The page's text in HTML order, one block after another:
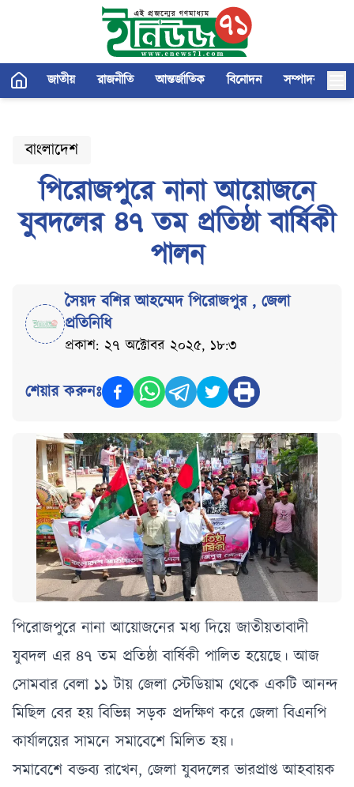
জাতীয় রাজনীতি আন্তর্জাতিক বিনোদন সম্পাদকীয়
বাংলাদেশ
পিরোজপুরে নানা আয়োজনে
যুবদলের ৪৭ তম প্রতিষ্ঠা বার্ষিকী
পালন
সৈয়দ বশির আহম্মেদ পিরোজপুর , জেলা
প্রতিনিধি
প্রকাশ: ২৭ অক্টোবর ২০২৫, ১৮:৩
শেয়ার করুনঃ
পিরোজপুরে নানা আয়োজনের মধ্য দিয়ে জাতীয়তাবাদী
যুবদল এর ৪৭ তম প্রতিষ্ঠা বার্ষিকী পালিত হয়েছে। আজ
সোমবার বেলা ১১ টায় জেলা স্টেডিয়াম থেকে একটি আনন্দ
মিছিল বের হয় বিভিন্ন সড়ক প্রদক্ষিণ করে জেলা বিএনপি
কার্যালয়ের সামনে সমাবেশে মিলিত হয়।
সমাবেশে বক্তব্য রাখেন, জেলা যুবদলের ভারপ্রাপ্ত আহবায়ক